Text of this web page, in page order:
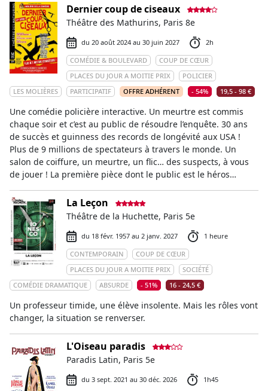
Dernier coup de ciseaux
Théâtre des Mathurins, Paris 8e
du 20 août 2024 au 30 juin 2027
2h
COMÉDIE & BOULEVARD
COUP DE CŒUR
PLACES DU JOUR A MOITIE PRIX
POLICIER
LES MOLIÈRES
PARTICIPATIF OFFRE ADHÉRENT - 54% 19,5 - 98 €
Une comédie policière interactive. Un meurtre est commis
chaque soir et c’est au public de résoudre l’enquête. 30 ans
de succès et guinness des records de longévité aux USA !
Plus de 9 millions de spectateurs à travers le monde. Un
salon de coiffure, un meurtre, un flic… des suspects, à vous
de jouer ! La première pièce dont le public est le héros…
La Leçon
Théâtre de la Huchette, Paris 5e
du 18 févr. 1957 au 2 janv. 2027
1 heure
CONTEMPORAIN
COUP DE CŒUR
PLACES DU JOUR A MOITIE PRIX
SOCIÉTÉ
COMÉDIE DRAMATIQUE
ABSURDE - 51% 16 - 24,5 €
Un professeur timide, une élève insolente. Mais les rôles vont
changer, la situation se renverser.
L'Oiseau paradis
Paradis Latin, Paris 5e
du 3 sept. 2021 au 30 déc. 2026
1h45